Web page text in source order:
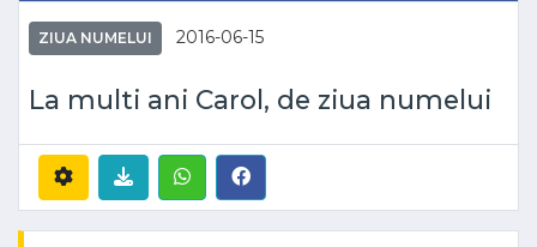
ZIUA NUMELUI 2016-06-15
La multi ani Carol, de ziua numelui